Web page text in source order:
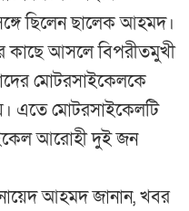
ছিলেন ছালেক আহমদ।
কাছে আসলে বিপরীতমুখী
মোটরসাইকেলকে
এতে মোটরসাইকেলটি
আরোহী দুই জন
আহমদ জানান, খবর